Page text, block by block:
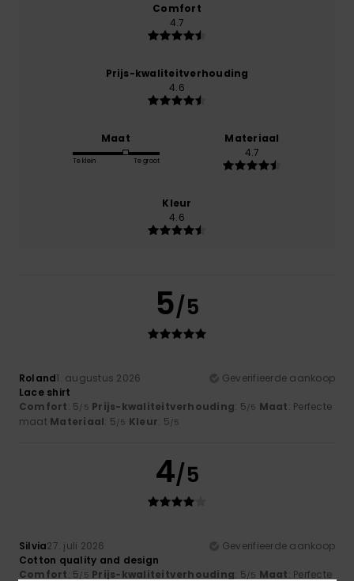
Comfort
4.7
Prijs-kwaliteitverhouding
4.6
Maat
Te klein Te groot
Materiaal
4.7
Kleur
4.6
5/5
Roland1. augustus 2026
Geverifieerde aankoop
Lace shirt
Comfort: 5/5 Prijs-kwaliteitverhouding: 5/5 Maat: Perfecte
maat Materiaal: 5/5 Kleur: 5/5
4/5
Silvia27. juli 2026
Geverifieerde aankoop
Cotton quality and design
Comfort: 5/5 Prijs-kwaliteitverhouding: 5/5 Maat: Perfecte